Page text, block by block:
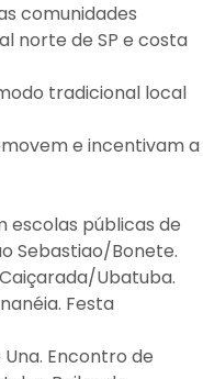
comunidades
norte de SP e costa
tradicional local
e incentivam a
escolas públicas de
Sebastiao/Bonete.
Ubatuba.
Festa
Encontro de